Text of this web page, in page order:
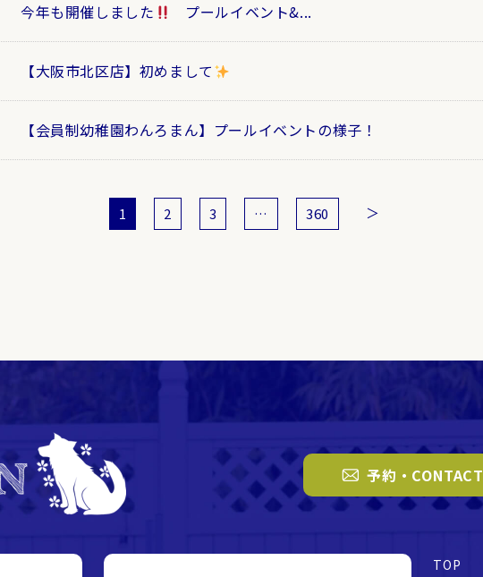
今年も開催しました プールイベント&...
【大阪市北区店】初めまして
【会員制幼稚園わんろまん】プールイベントの様子！
1 2 3 … 360 ＞
予約・CONTACT
TOP